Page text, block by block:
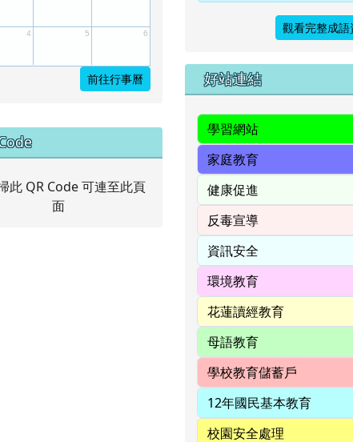
4 5 6
前往行事曆
區域內容
觀看完整成語
右邊區域內容
好站連結